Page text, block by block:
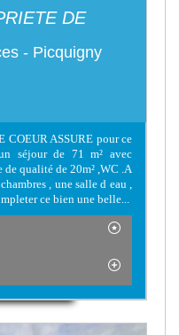
DE
- Picquigny
COEUR ASSURE pour ce
séjour de 71 m² avec
qualité de 20m² ,WC .A
, une salle d eau ,
ce bien une belle...